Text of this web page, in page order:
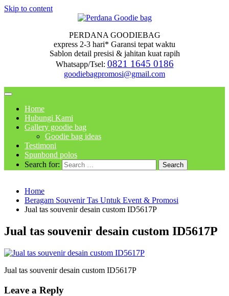
Skip to content
PERDANA GOODIEBAG
express 2-3 hari* Garansi tepat waktu
Sablon detail presisi & jahitan kuat rapih
Whatsapp/Tsel: 0821 1645 0186
goodiebagpromosi@gmail.com
Home
Hubungi Kami
Gallery goodie bag
Goodie bag ideas
Testimoni
Spunbond polos
Search for:
Home
Beragam Souvenir Tas Untuk Event & Promosi
Jual tas souvenir desain custom ID5617P
Jual tas souvenir desain custom ID5617P
Jual tas souvenir desain custom ID5617P
Leave a Reply